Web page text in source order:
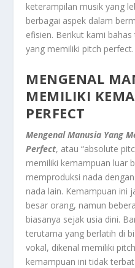
keterampilan musik yang
berbagai aspek dalam
efisien. Berikut kami
yang memiliki pitch
MENGENAL
MEMILIKI
PERFECT
Mengenal Manusia Yang
Perfect, atau “absolute
memiliki kemampuan luar
memproduksi nada
nada lain. Kemampuan ini
besar orang, namun
biasanya sejak usia dini.
terutama yang berlatih di
vokal, dikenal memiliki
kemampuan ini tidak